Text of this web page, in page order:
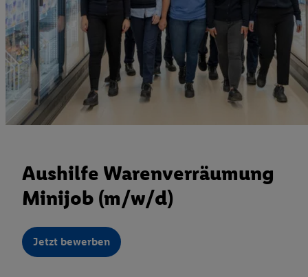
Aushilfe Warenverräumung
Minijob (m/w/d)
Jetzt bewerben